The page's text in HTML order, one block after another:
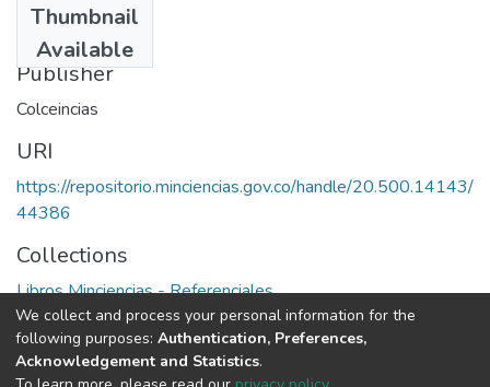
Thumbnail
Available
1985
Publisher
Colceincias
URI
https://repositorio.minciencias.gov.co/handle/20.500.14143/
44386
Collections
Libros Minciencias - Referenciales
Full item page
We collect and process your personal information for the
following purposes: Authentication, Preferences,
Acknowledgement and Statistics.